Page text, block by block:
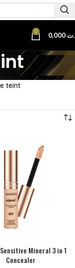
0
teint
Mineral 3 in 1
Concealer